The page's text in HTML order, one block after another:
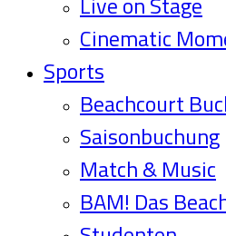
Cinematic
Sports
Beachcourt
Saisonbuchung
Match & Music
BAM! Das